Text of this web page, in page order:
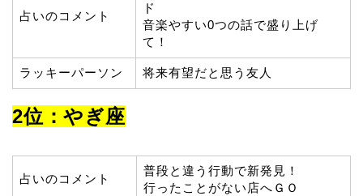
占いのコメント
ド
音楽やすい0つの話で盛り上げ
て！
ラッキーパーソン 将来有望だと思う友人
2位：やぎ座
占いのコメント
普段と違う行動で新発見！
行ったことがない店へＧＯ